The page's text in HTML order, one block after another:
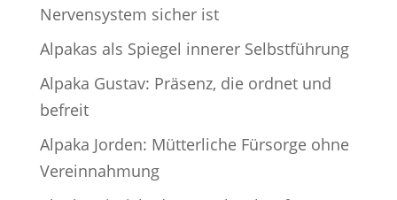
Nervensystem sicher ist
Alpakas als Spiegel innerer Selbstführung
Alpaka Gustav: Präsenz, die ordnet und
befreit
Alpaka Jorden: Mütterliche Fürsorge ohne
Vereinnahmung